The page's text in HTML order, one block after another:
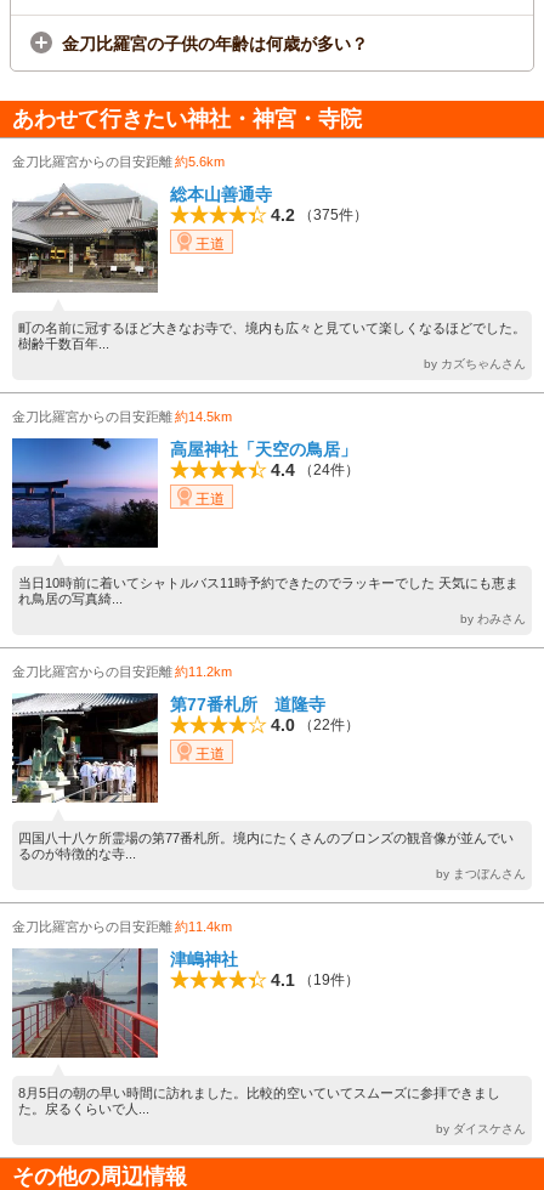
金刀比羅宮の子供の年齢は何歳が多い？
あわせて行きたい神社・神宮・寺院
金刀比羅宮からの目安距離約5.6km
総本山善通寺
4.2
（375件）
王道
町の名前に冠するほど大きなお寺で、境内も広々と見ていて楽しくなるほどでした。
樹齢千数百年...
by カズちゃんさん
金刀比羅宮からの目安距離約14.5km
高屋神社「天空の鳥居」
4.4
（24件）
王道
当日10時前に着いてシャトルバス11時予約できたのでラッキーでした 天気にも恵ま
れ鳥居の写真綺...
by わみさん
金刀比羅宮からの目安距離約11.2km
第77番札所 道隆寺
4.0
（22件）
王道
四国八十八ケ所霊場の第77番札所。境内にたくさんのブロンズの観音像が並んでい
るのが特徴的な寺...
by まつぼんさん
金刀比羅宮からの目安距離約11.4km
津嶋神社
4.1
（19件）
8月5日の朝の早い時間に訪れました。比較的空いていてスムーズに参拝できまし
た。戻るくらいで人...
by ダイスケさん
その他の周辺情報